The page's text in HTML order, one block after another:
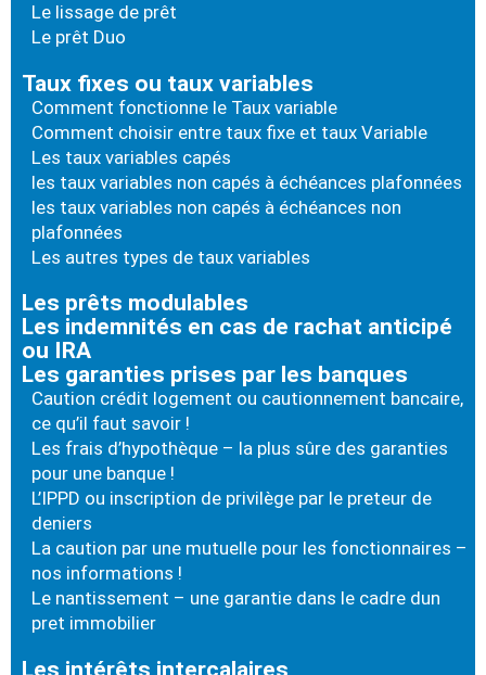
Le lissage de prêt
Le prêt Duo
Taux fixes ou taux variables
Comment fonctionne le Taux variable
Comment choisir entre taux fixe et taux Variable
Les taux variables capés
les taux variables non capés à échéances plafonnées
les taux variables non capés à échéances non
plafonnées
Les autres types de taux variables
Les prêts modulables
Les indemnités en cas de rachat anticipé
ou IRA
Les garanties prises par les banques
Caution crédit logement ou cautionnement bancaire,
ce qu’il faut savoir !
Les frais d’hypothèque – la plus sûre des garanties
pour une banque !
L’IPPD ou inscription de privilège par le preteur de
deniers
La caution par une mutuelle pour les fonctionnaires –
nos informations !
Le nantissement – une garantie dans le cadre dun
pret immobilier
Les intérêts intercalaires